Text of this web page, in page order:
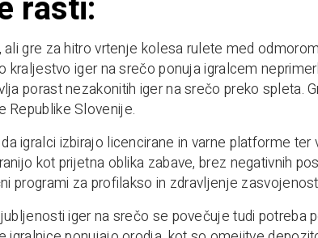
ali gre za hitro vrtenje kolesa rulete med
kraljestvo iger na srečo ponuja igralcem
porast nezakonitih iger na srečo preko spleta.
Republike Slovenije.
igralci izbirajo licencirane in varne platforme
kot prijetna oblika zabave, brez negativnih
programi za profilakso in zdravljenje
iger na srečo se povečuje tudi potreba